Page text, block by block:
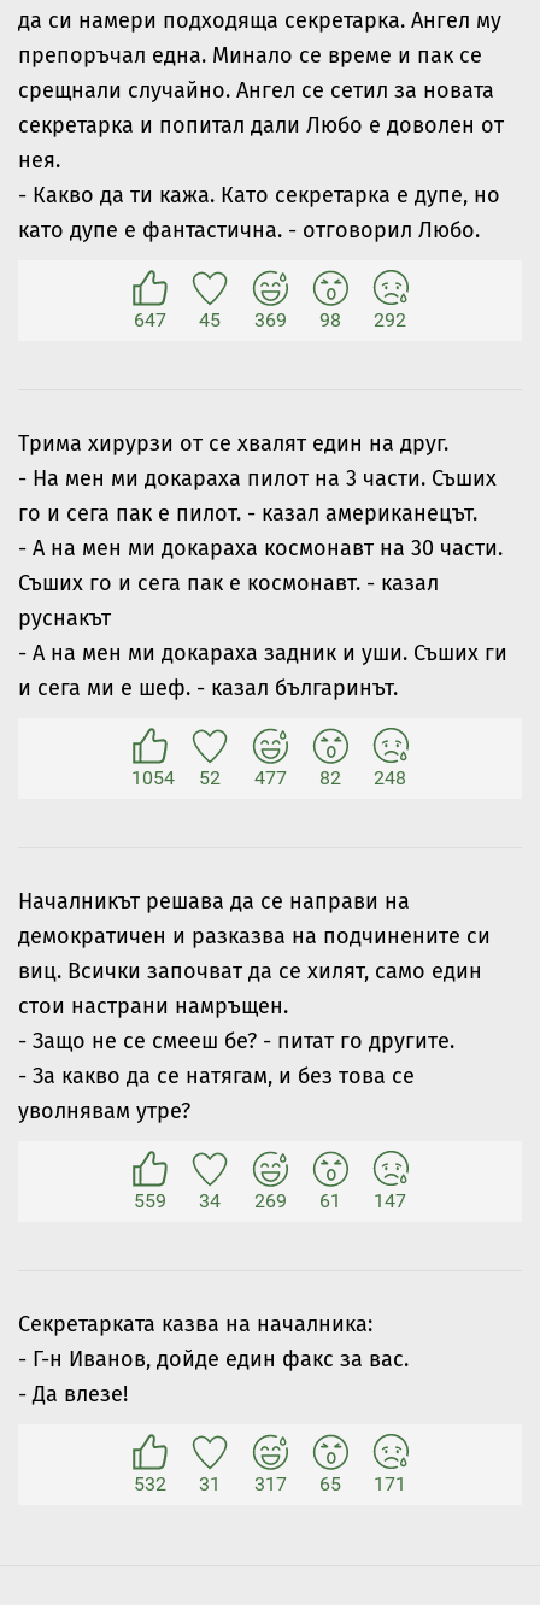
да си намери подходяща секретарка. Ангел му
препоръчал една. Минало се време и пак се
срещнали случайно. Ангел се сетил за новата
секретарка и попитал дали Любо е доволен от
нея.
- Какво да ти кажа. Като секретарка е дупе, но
като дупе е фантастична. - отговорил Любо.
647 45 369 98 292
Трима хирурзи от се хвалят един на друг.
- На мен ми докараха пилот на 3 части. Съших
го и сега пак е пилот. - казал американецът.
- А на мен ми докараха космонавт на 30 части.
Съших го и сега пак е космонавт. - казал
руснакът
- А на мен ми докараха задник и уши. Съших ги
и сега ми е шеф. - казал българинът.
1054 52 477 82 248
Началникът решава да се направи на
демократичен и разказва на подчинените си
виц. Всички започват да се хилят, само един
стои настрани намръщен.
- Защо не се смееш бе? - питат го другите.
- За какво да се натягам, и без това се
уволнявам утре?
559 34 269 61 147
Секретарката казва на началника:
- Г-н Иванов, дойде един факс за вас.
- Да влезе!
532 31 317 65 171